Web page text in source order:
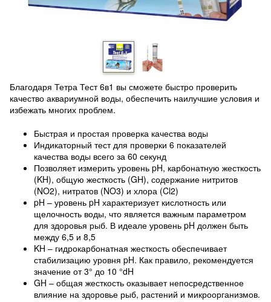
Благодаря Тетра Тест 6в1 вы сможете быстро проверить
качество аквариумной воды, обеспечить наилучшие условия и
избежать многих проблем.
Быстрая и простая проверка качества воды
Индикаторный тест для проверки 6 показателей
качества воды всего за 60 секунд
Позволяет измерить уровень pH, карбонатную жесткость
(KH), общую жесткость (GH), содержание нитритов
(NO2), нитратов (NO3) и хлора (Cl2)
pH – уровень pH характеризует кислотность или
щелочность воды, что является важным параметром
для здоровья рыб. В идеале уровень pH должен быть
между 6,5 и 8,5
KH – гидрокарбонатная жесткость обеспечивает
стабилизацию уровня pH. Как правило, рекомендуется
значение от 3° до 10 °dH
GH – общая жесткость оказывает непосредственное
влияние на здоровье рыб, растений и микроорганизмов.